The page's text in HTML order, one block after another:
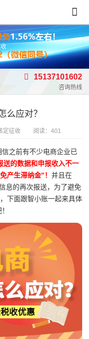
15137101602
咨询热线
么应对？
定征收 阅读：401
之前有不少电商企业已
送的数据和申报收入不一
产生滞纳金”！ 并且在
息的再次报送，为了避免
下面跟智小账一起来具体